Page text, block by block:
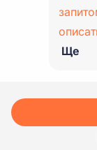
Ще